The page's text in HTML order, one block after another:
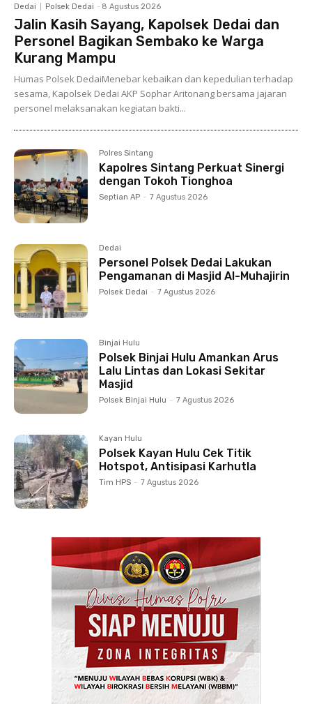
Dedai Polsek Dedai - 8 Agustus 2026
Jalin Kasih Sayang, Kapolsek Dedai dan
Personel Bagikan Sembako ke Warga
Kurang Mampu
Humas Polsek DedaiMenebar kebaikan dan kepedulian terhadap
sesama, Kapolsek Dedai AKP Sophar Aritonang bersama jajaran
personel melaksanakan kegiatan bakti...
Polres Sintang
Kapolres Sintang Perkuat Sinergi
dengan Tokoh Tionghoa
Septian AP - 7 Agustus 2026
Dedai
Personel Polsek Dedai Lakukan
Pengamanan di Masjid Al-Muhajirin
Polsek Dedai - 7 Agustus 2026
Binjai Hulu
Polsek Binjai Hulu Amankan Arus
Lalu Lintas dan Lokasi Sekitar
Masjid
Polsek Binjai Hulu - 7 Agustus 2026
Kayan Hulu
Polsek Kayan Hulu Cek Titik
Hotspot, Antisipasi Karhutla
Tim HPS - 7 Agustus 2026